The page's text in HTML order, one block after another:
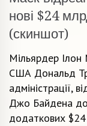
нові $24
(скиншот)
Мільярдер
США Дональд
адміністрації,
Джо Байдена до
додаткових